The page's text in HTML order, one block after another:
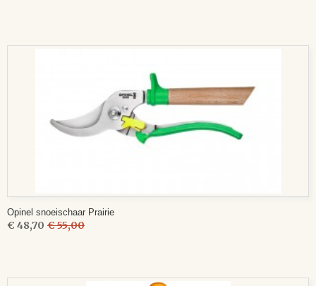
Opinel snoeischaar Prairie
€ 48,70 € 55,00